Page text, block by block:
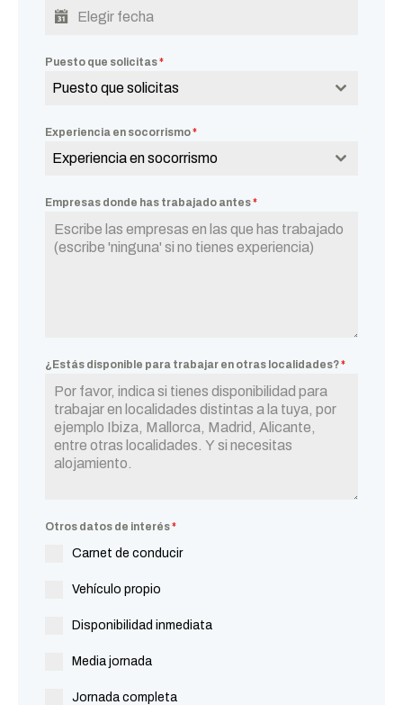
Puesto que solicitas*
Puesto que solicitas
Experiencia en socorrismo*
Experiencia en socorrismo
Empresas donde has trabajado antes*
¿Estás disponible para trabajar en otras localidades?*
Otros datos de interés*
Carnet de conducir
Vehículo propio
Disponibilidad inmediata
Media jornada
Jornada completa